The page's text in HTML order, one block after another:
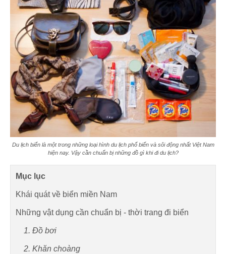
Du lịch biển là một trong những loại hình du lịch phổ biến và sôi động nhất Việt Nam
hiện nay. Vậy cần chuẩn bị những đồ gì khi đi du lịch?
Mục lục
Khái quát về biển miền Nam
Những vật dụng cần chuẩn bị - thời trang đi biển
1. Đồ bơi
2. Khăn choàng